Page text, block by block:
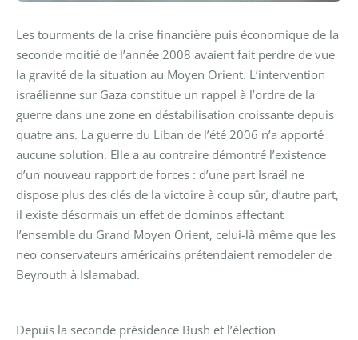
Les tourments de la crise financière puis économique de la
seconde moitié de l’année 2008 avaient fait perdre de vue
la gravité de la situation au Moyen Orient. L’intervention
israélienne sur Gaza constitue un rappel à l’ordre de la
guerre dans une zone en déstabilisation croissante depuis
quatre ans. La guerre du Liban de l’été 2006 n’a apporté
aucune solution. Elle a au contraire démontré l’existence
d’un nouveau rapport de forces : d’une part Israël ne
dispose plus des clés de la victoire à coup sûr, d’autre part,
il existe désormais un effet de dominos affectant
l’ensemble du Grand Moyen Orient, celui-là même que les
neo conservateurs américains prétendaient remodeler de
Beyrouth à Islamabad.
Depuis la seconde présidence Bush et l’élection